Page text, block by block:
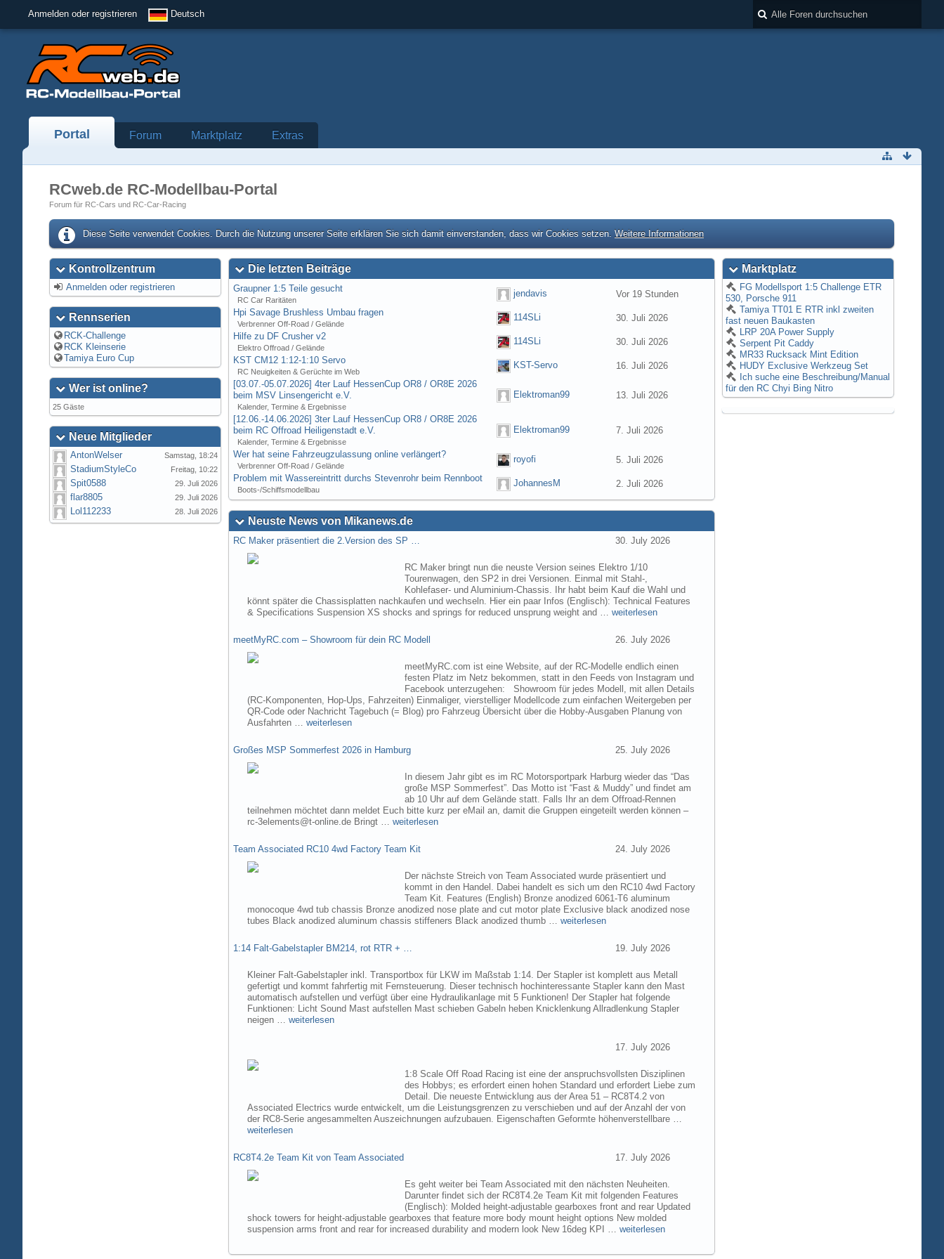
Anmelden oder registrieren Deutsch
Portal Forum Marktplatz Extras
RCweb.de RC-Modellbau-Portal
Forum für RC-Cars und RC-Car-Racing
Diese Seite verwendet Cookies. Durch die Nutzung unserer Seite erklären Sie sich damit einverstanden, dass wir Cookies setzen. Weitere Informationen
Kontrollzentrum
Anmelden oder registrieren
Rennserien
RCK-Challenge
RCK Kleinserie
Tamiya Euro Cup
Wer ist online?
25 Gäste
Neue Mitglieder
AntonWelser Samstag, 18:24
StadiumStyleCo Freitag, 10:22
Spit0588 29. Juli 2026
flar8805 29. Juli 2026
Lol112233 28. Juli 2026
Die letzten Beiträge
Graupner 1:5 Teile gesucht
RC Car Raritäten
jendavis
Vor 19 Stunden
Hpi Savage Brushless Umbau fragen
Verbrenner Off-Road / Gelände
114SLi
30. Juli 2026
Hilfe zu DF Crusher v2
Elektro Offroad / Gelände
114SLi
30. Juli 2026
KST CM12 1:12-1:10 Servo
RC Neuigkeiten & Gerüchte im Web
KST-Servo
16. Juli 2026
[03.07.-05.07.2026] 4ter Lauf HessenCup OR8 / OR8E 2026
beim MSV Linsengericht e.V.
Kalender, Termine & Ergebnisse
Elektroman99 13. Juli 2026
[12.06.-14.06.2026] 3ter Lauf HessenCup OR8 / OR8E 2026
beim RC Offroad Heiligenstadt e.V.
Kalender, Termine & Ergebnisse
Elektroman99 7. Juli 2026
Wer hat seine Fahrzeugzulassung online verlängert?
Verbrenner Off-Road / Gelände
royofi
5. Juli 2026
Problem mit Wassereintritt durchs Stevenrohr beim Rennboot
Boots-/Schiffsmodellbau
JohannesM 2. Juli 2026
Neuste News von Mikanews.de
RC Maker präsentiert die 2.Version des SP … 30. July 2026
RC Maker bringt nun die neuste Version seines Elektro 1/10
Tourenwagen, den SP2 in drei Versionen. Einmal mit Stahl-,
Kohlefaser- und Aluminium-Chassis. Ihr habt beim Kauf die Wahl und
könnt später die Chassisplatten nachkaufen und wechseln. Hier ein paar Infos (Englisch): Technical Features
& Specifications Suspension XS shocks and springs for reduced unsprung weight and …weiterlesen
meetMyRC.com – Showroom für dein RC Modell 26. July 2026
meetMyRC.com ist eine Website, auf der RC-Modelle endlich einen
festen Platz im Netz bekommen, statt in den Feeds von Instagram und
Facebook unterzugehen: Showroom für jedes Modell, mit allen Details
(RC-Komponenten, Hop-Ups, Fahrzeiten) Einmaliger, vierstelliger Modellcode zum einfachen Weitergeben per
QR-Code oder Nachricht Tagebuch (= Blog) pro Fahrzeug Übersicht über die Hobby-Ausgaben Planung von
Ausfahrten …weiterlesen
Großes MSP Sommerfest 2026 in Hamburg 25. July 2026
In diesem Jahr gibt es im RC Motorsportpark Harburg wieder das “Das
große MSP Sommerfest”. Das Motto ist “Fast & Muddy” und findet am
ab 10 Uhr auf dem Gelände statt. Falls Ihr an dem Offroad-Rennen
teilnehmen möchtet dann meldet Euch bitte kurz per eMail an, damit die Gruppen eingeteilt werden können –
rc-3elements@t-online.de Bringt …weiterlesen
Team Associated RC10 4wd Factory Team Kit 24. July 2026
Der nächste Streich von Team Associated wurde präsentiert und
kommt in den Handel. Dabei handelt es sich um den RC10 4wd Factory
Team Kit. Features (English) Bronze anodized 6061-T6 aluminum
monocoque 4wd tub chassis Bronze anodized nose plate and cut motor plate Exclusive black anodized nose
tubes Black anodized aluminum chassis stiffeners Black anodized thumb …weiterlesen
1:14 Falt-Gabelstapler BM214, rot RTR + … 19. July 2026
Kleiner Falt-Gabelstapler inkl. Transportbox für LKW im Maßstab 1:14. Der Stapler ist komplett aus Metall
gefertigt und kommt fahrfertig mit Fernsteuerung. Dieser technisch hochinteressante Stapler kann den Mast
automatisch aufstellen und verfügt über eine Hydraulikanlage mit 5 Funktionen! Der Stapler hat folgende
Funktionen: Licht Sound Mast aufstellen Mast schieben Gabeln heben Knicklenkung Allradlenkung Stapler
neigen …weiterlesen
17. July 2026
1:8 Scale Off Road Racing ist eine der anspruchsvollsten Disziplinen
des Hobbys; es erfordert einen hohen Standard und erfordert Liebe zum
Detail. Die neueste Entwicklung aus der Area 51 – RC8T4.2 von
Associated Electrics wurde entwickelt, um die Leistungsgrenzen zu verschieben und auf der Anzahl der von
der RC8-Serie angesammelten Auszeichnungen aufzubauen. Eigenschaften Geformte höhenverstellbare …
weiterlesen
RC8T4.2e Team Kit von Team Associated 17. July 2026
Es geht weiter bei Team Associated mit den nächsten Neuheiten.
Darunter findet sich der RC8T4.2e Team Kit mit folgenden Features
(Englisch): Molded height-adjustable gearboxes front and rear Updated
shock towers for height-adjustable gearboxes that feature more body mount height options New molded
suspension arms front and rear for increased durability and modern look New 16deg KPI …weiterlesen
Marktplatz
FG Modellsport 1:5 Challenge ETR
530, Porsche 911
Tamiya TT01 E RTR inkl zweiten
fast neuen Baukasten
LRP 20A Power Supply
Serpent Pit Caddy
MR33 Rucksack Mint Edition
HUDY Exclusive Werkzeug Set
Ich suche eine Beschreibung/Manual
für den RC Chyi Bing Nitro